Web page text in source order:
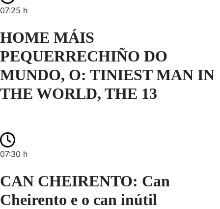
07:25 h
HOME MÁIS
PEQUERRECHIÑO DO
MUNDO, O: TINIEST MAN IN
THE WORLD, THE 13
07:30 h
CAN CHEIRENTO: Can
Cheirento e o can inútil